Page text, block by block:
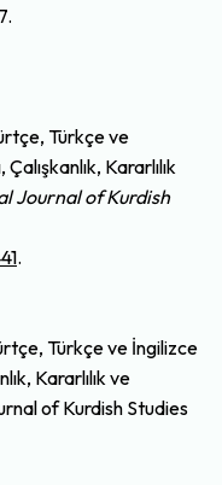
Türkçe ve
Kararlılık
Journal of Kurdish
.
Türkçe ve İngilizce
Kararlılık ve
of Kurdish Studies